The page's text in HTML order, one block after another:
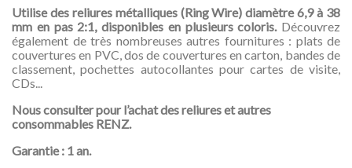
Utilise des reliures métalliques (Ring Wire) diamètre 6,9 à 38
mm en pas 2:1, disponibles en plusieurs coloris. Découvrez
également de très nombreuses autres fournitures : plats de
couvertures en PVC, dos de couvertures en carton, bandes de
classement, pochettes autocollantes pour cartes de visite,
CDs...
Nous consulter pour l’achat des reliures et autres
consommables RENZ.
Garantie : 1 an.